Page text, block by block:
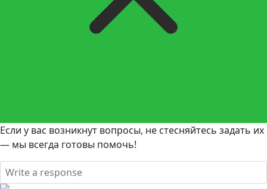
Если у вас возникнут вопросы, не стесняйтесь задать их
— мы всегда готовы помочь!